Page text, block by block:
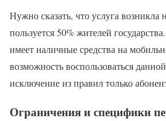
Нужно сказать, что услуга возникла
пользуется 50% жителей
имеет наличные средства на
возможность воспользоваться
исключение из правил только
Ограничения и специфики